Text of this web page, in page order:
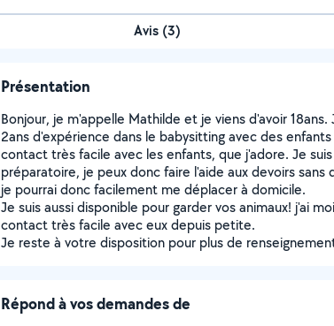
Avis (3)
Présentation
Bonjour, je m'appelle Mathilde et je viens d'avoir
2ans d'expérience dans le babysitting avec des
contact très facile avec les enfants, que j'adore. Je
préparatoire, je peux donc faire l'aide aux devoirs sans
je pourrai donc facilement me déplacer à domicile.
Je suis aussi disponible pour garder vos animaux! j'ai
contact très facile avec eux depuis petite.
Je reste à votre disposition pour plus de
Répond à vos demandes de